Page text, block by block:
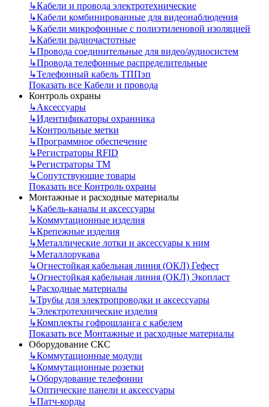
↳Кабели и провода электротехнические
↳Кабели комбинированные для видеонаблюдения
↳Кабели микрофонные с полиэтиленовой изоляцией
↳Кабели радиочастотные
↳Провода соединительные для видео/аудиосистем
↳Провода телефонные распределительные
↳Телефонный кабель ТППэп
Показать все Кабели и провода
Контроль охраны
↳Аксессуары
↳Идентификаторы охранника
↳Контрольные метки
↳Программное обеспечение
↳Регистраторы RFID
↳Регистраторы ТМ
↳Сопутствующие товары
Показать все Контроль охраны
Монтажные и расходные материалы
↳Кабель-каналы и аксессуары
↳Коммутационные изделия
↳Крепежные изделия
↳Металлические лотки и аксессуары к ним
↳Металлорукава
↳Огнестойкая кабельная линия (ОКЛ) Гефест
↳Огнестойкая кабельная линия (ОКЛ) Экопласт
↳Расходные материалы
↳Трубы для электропроводки и аксессуары
↳Электротехнические изделия
↳Комплекты гофрошланга с кабелем
Показать все Монтажные и расходные материалы
Оборудование СКС
↳Коммутационные модули
↳Коммутационные розетки
↳Оборудование телефонии
↳Оптические панели и аксессуары
↳Патч-корды